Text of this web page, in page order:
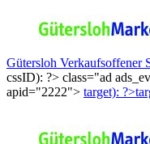
Gütersloh Verkaufsoffener
cssID): ?> class="ad
apid="2222"> target):